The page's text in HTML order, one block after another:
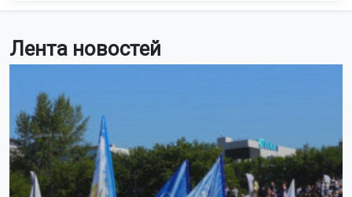
Лента новостей